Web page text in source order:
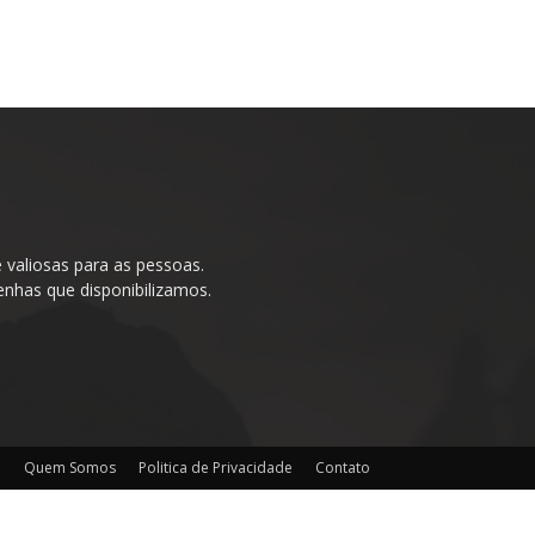
para as pessoas.
que disponibilizamos.
Quem Somos Politica de Privacidade Contato